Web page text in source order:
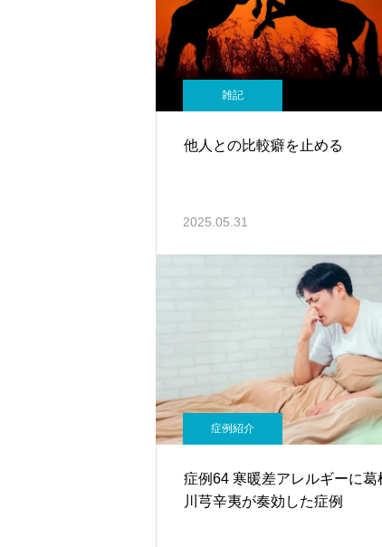
雑記
他人との比較癖を止める
2025.05.31
症例紹介
症例64 寒暖差アレルギーに葛
川芎辛夷が奏効した症例